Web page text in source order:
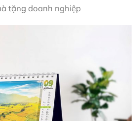
tặng doanh nghiệp